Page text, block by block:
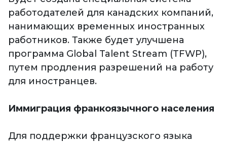
работодателей для канадских компаний,
нанимающих временных иностранных
работников. Также будет улучшена
программа Global Talent Stream (TFWP),
путем продления разрешений на работу
для иностранцев.
Иммиграция франкоязычного населения
Для поддержки французского языка